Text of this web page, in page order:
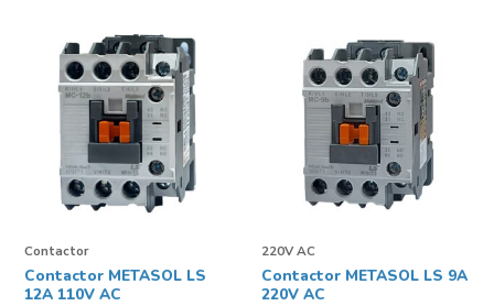
Contactor
Contactor METASOL LS
12A 110V AC
220V AC
Contactor METASOL LS 9A
220V AC